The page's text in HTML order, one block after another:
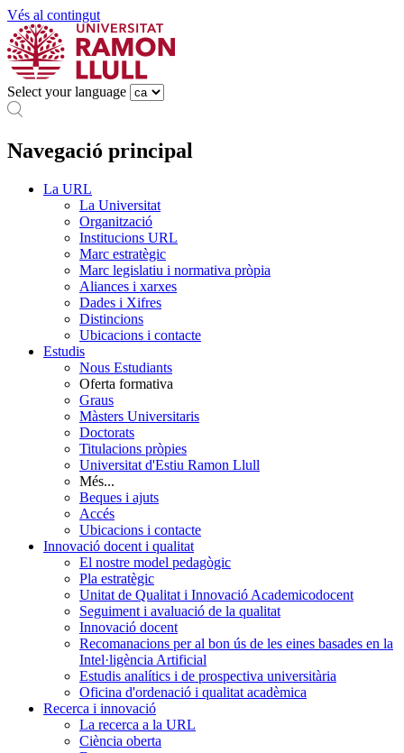
Vés al contingut
Select your language
Navegació principal
La URL
La Universitat
Organització
Institucions URL
Marc estratègic
Marc legislatiu i normativa pròpia
Aliances i xarxes
Dades i Xifres
Distincions
Ubicacions i contacte
Estudis
Nous Estudiants
Oferta formativa
Graus
Màsters Universitaris
Doctorats
Titulacions pròpies
Universitat d'Estiu Ramon Llull
Més...
Beques i ajuts
Accés
Ubicacions i contacte
Innovació docent i qualitat
El nostre model pedagògic
Pla estratègic
Unitat de Qualitat i Innovació Academicodocent
Seguiment i avaluació de la qualitat
Innovació docent
Recomanacions per al bon ús de les eines basades en la
Intel·ligència Artificial
Estudis analítics i de prospectiva universitària
Oficina d'ordenació i qualitat acadèmica
Recerca i innovació
La recerca a la URL
Ciència oberta